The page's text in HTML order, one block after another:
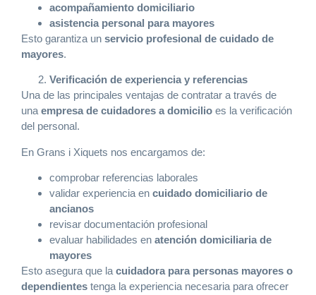
acompañamiento domiciliario
asistencia personal para mayores
Esto garantiza un servicio profesional de cuidado de
mayores.
Verificación de experiencia y referencias
Una de las principales ventajas de contratar a través de
una empresa de cuidadores a domicilio es la verificación
del personal.
En Grans i Xiquets nos encargamos de:
comprobar referencias laborales
validar experiencia en cuidado domiciliario de
ancianos
revisar documentación profesional
evaluar habilidades en atención domiciliaria de
mayores
Esto asegura que la cuidadora para personas mayores o
dependientes tenga la experiencia necesaria para ofrecer